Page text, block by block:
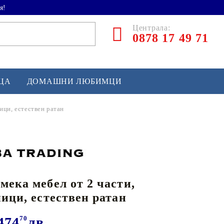
Централа:
0878 17 49 71
и софтбол
и лакрос
спортно оборудване
ДОМАШНИ ЛЮБИМЦИ
естествен ратан
мебел от 2 части,
естествен ратан
70